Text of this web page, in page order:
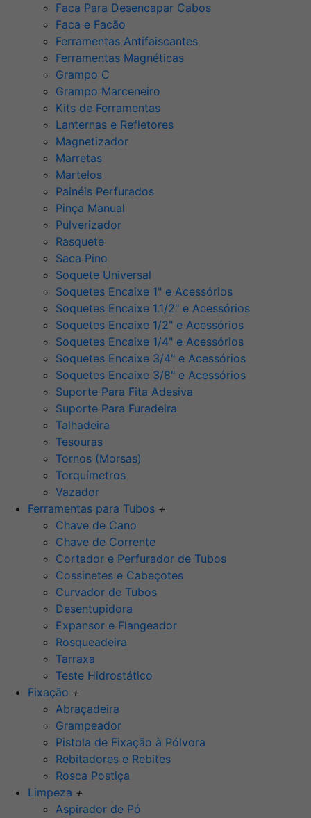
Faca Para Desencapar Cabos
Faca e Facão
Ferramentas Antifaiscantes
Ferramentas Magnéticas
Grampo C
Grampo Marceneiro
Kits de Ferramentas
Lanternas e Refletores
Magnetizador
Marretas
Martelos
Painéis Perfurados
Pinça Manual
Pulverizador
Rasquete
Saca Pino
Soquete Universal
Soquetes Encaixe 1" e Acessórios
Soquetes Encaixe 1.1/2" e Acessórios
Soquetes Encaixe 1/2" e Acessórios
Soquetes Encaixe 1/4" e Acessórios
Soquetes Encaixe 3/4" e Acessórios
Soquetes Encaixe 3/8" e Acessórios
Suporte Para Fita Adesiva
Suporte Para Furadeira
Talhadeira
Tesouras
Tornos (Morsas)
Torquímetros
Vazador
Ferramentas para Tubos +
Chave de Cano
Chave de Corrente
Cortador e Perfurador de Tubos
Cossinetes e Cabeçotes
Curvador de Tubos
Desentupidora
Expansor e Flangeador
Rosqueadeira
Tarraxa
Teste Hidrostático
Fixação +
Abraçadeira
Grampeador
Pistola de Fixação à Pólvora
Rebitadores e Rebites
Rosca Postiça
Limpeza +
Aspirador de Pó